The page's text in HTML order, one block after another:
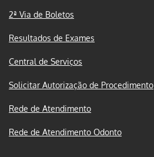
2ª Via de Boletos
Resultados de Exames
Central de Serviços
Solicitar Autorização de Procedimento
Rede de Atendimento
Rede de Atendimento Odonto